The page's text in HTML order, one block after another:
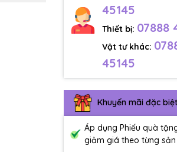
45145
Thiết bị: 07888
Vật tư khác:
45145
Khuyến mãi đặc
Áp dụng Phiếu quà
giảm giá theo từng